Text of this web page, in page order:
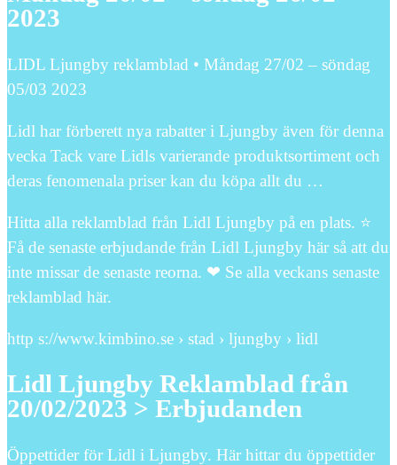
2023
LIDL Ljungby reklamblad • Måndag 27/02 – söndag
05/03 2023
Lidl har förberett nya rabatter i Ljungby även för denna
vecka Tack vare Lidls varierande produktsortiment och
deras fenomenala priser kan du köpa allt du …
Hitta alla reklamblad från Lidl Ljungby på en plats. ⭐
Få de senaste erbjudande från Lidl Ljungby här så att du
inte missar de senaste reorna. ❤ Se alla veckans senaste
reklamblad här.
http s://www.kimbino.se › stad › ljungby › lidl
Lidl Ljungby Reklamblad från
20/02/2023 > Erbjudanden
Öppettider för Lidl i Ljungby. Här hittar du öppettider